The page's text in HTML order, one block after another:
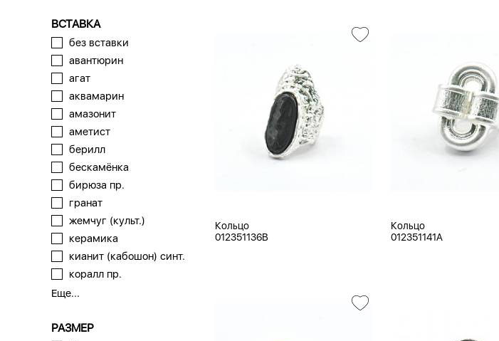
ВСТАВКА
без вставки
авантюрин
агат
аквамарин
амазонит
аметист
берилл
бескамёнка
бирюза пр.
гранат
жемчуг (культ.)
керамика
кианит (кабошон) синт.
коралл пр.
Еще...
РАЗМЕР
Кольцо
012351136B
Кольцо
012351141A